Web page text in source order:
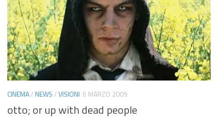
CINEMA/NEWS/VISIONI 6 MARZO 2009
otto; or up with dead people